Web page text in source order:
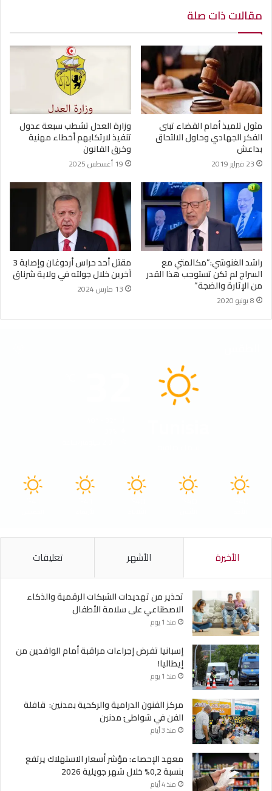
مقالات ذات صلة
مثول تلميذ أمام القضاء تبنى
الفكر الجهادي وحاول الالتحاق
بداعش
23 فبراير 2019
وزارة العدل تشطب سبعة عدول
تنفيذ لارتكابهم أخطاء مهنية
وخرق القانون
19 أغسطس 2025
راشد الغنوشي:”مكالمتي مع
السراج لم تكن تستوجب هذا القدر
من الإثارة والضجة”
8 يونيو 2020
مقتل أحد حراس أردوغان وإصابة 3
آخرين خلال جولته في ولاية شرناق
13 مارس 2024
الأخيرة الأشهر تعليقات
تحذير من تهديدات الشبكات الرقمية والذكاء
الاصطناعي على سلامة الأطفال
منذ 1 يوم
إسبانيا تفرض إجراءات مراقبة أمام الوافدين من
إيطاليا!
منذ 1 يوم
مركز الفنون الدرامية والركحية بمدنين: قافلة
الفن في شواطئ مدنين
منذ 3 أيام
معهد الإحصاء: مؤشر أسعار الاستهلاك يرتفع
بنسبة 0,2% خلال شهر جويلية 2026
منذ 4 أيام